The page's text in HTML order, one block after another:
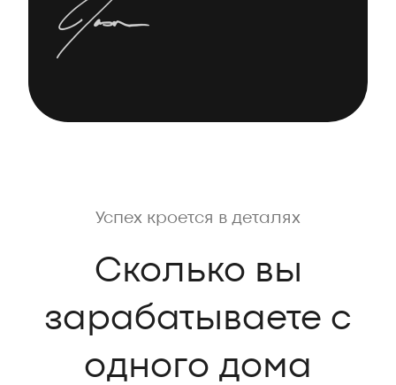
Успех кроется в деталях
Сколько вы
зарабатываете с
одного дома